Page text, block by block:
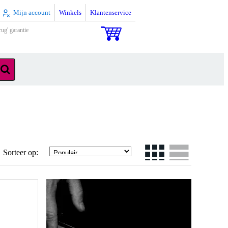
Mijn account Winkels Klantenservice
garantie
Sorteer op: